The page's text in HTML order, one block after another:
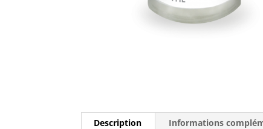
Description Informations